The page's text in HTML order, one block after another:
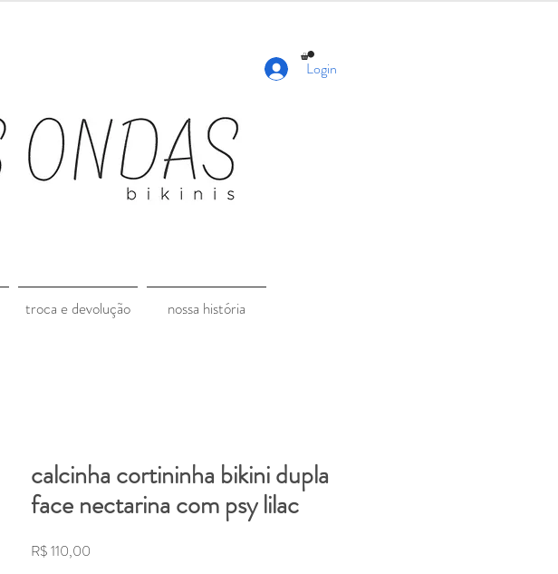
Login
troca e devolução nossa história
calcinha cortininha bikini dupla
face nectarina com psy lilac
R$ 110,00